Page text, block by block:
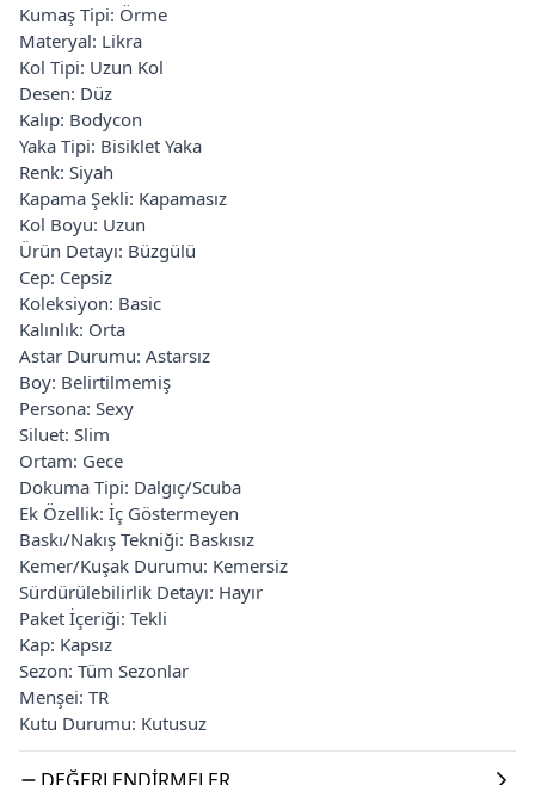
Kumaş Tipi: Örme
Materyal: Likra
Kol Tipi: Uzun Kol
Desen: Düz
Kalıp: Bodycon
Yaka Tipi: Bisiklet Yaka
Renk: Siyah
Kapama Şekli: Kapamasız
Kol Boyu: Uzun
Ürün Detayı: Büzgülü
Cep: Cepsiz
Koleksiyon: Basic
Kalınlık: Orta
Astar Durumu: Astarsız
Boy: Belirtilmemiş
Persona: Sexy
Siluet: Slim
Ortam: Gece
Dokuma Tipi: Dalgıç/Scuba
Ek Özellik: İç Göstermeyen
Baskı/Nakış Tekniği: Baskısız
Kemer/Kuşak Durumu: Kemersiz
Sürdürülebilirlik Detayı: Hayır
Paket İçeriği: Tekli
Kap: Kapsız
Sezon: Tüm Sezonlar
Menşei: TR
Kutu Durumu: Kutusuz